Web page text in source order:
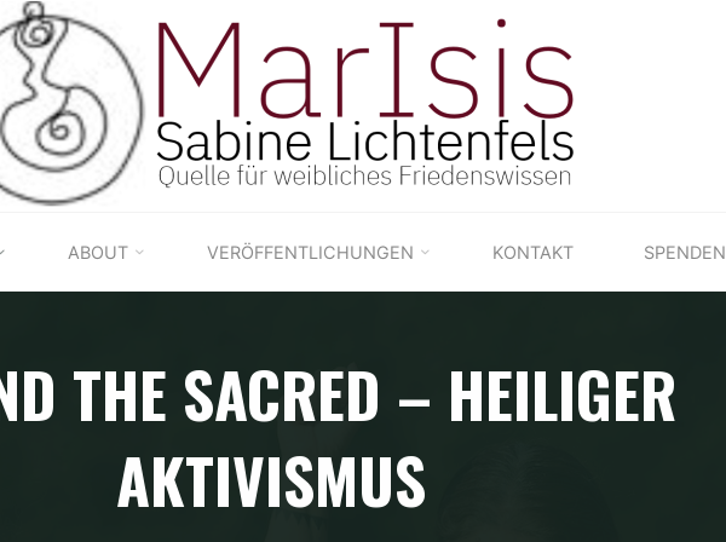
ABOUT VERÖFFENTLICHUNGEN KONTAKT SPENDEN
THE SACRED – HEILIGER
AKTIVISMUS